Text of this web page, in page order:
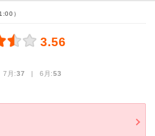
）
3.56
7月:37 | 6月:53